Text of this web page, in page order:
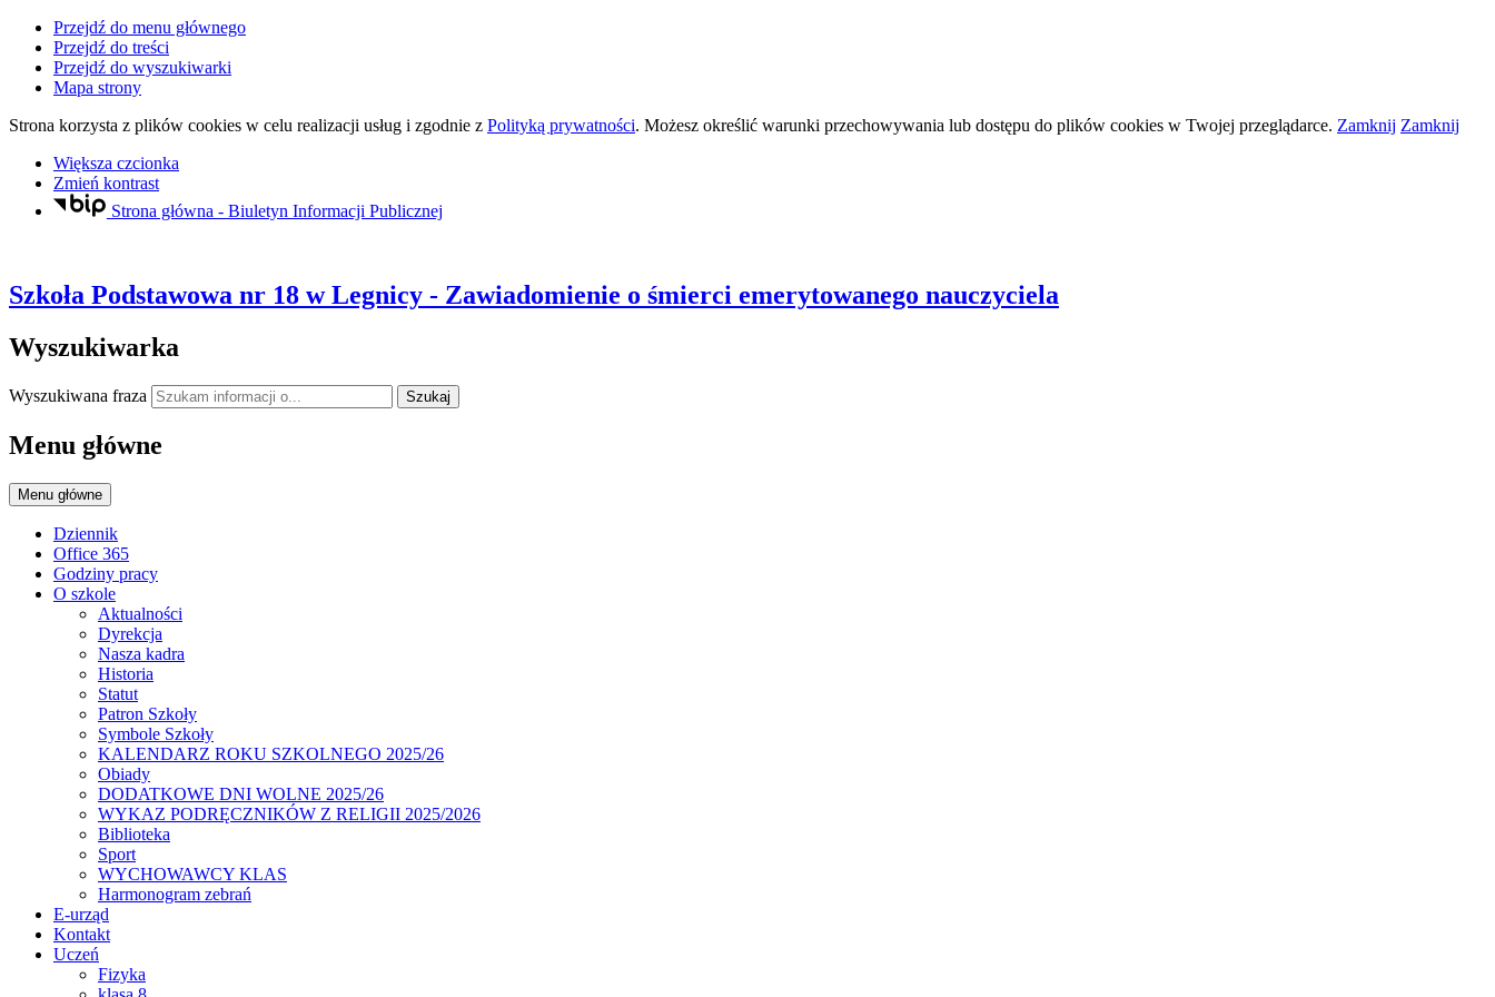
Przejdź do menu głównego
Przejdź do treści
Przejdź do wyszukiwarki
Mapa strony
Strona korzysta z plików cookies w celu realizacji usług i zgodnie z Polityką prywatności. Możesz określić warunki przechowywania lub dostępu do plików cookies w Twojej przeglądarce. Zamknij Zamknij
Większa czcionka
Zmień kontrast
Strona główna - Biuletyn Informacji Publicznej
Szkoła Podstawowa nr 18 w Legnicy - Zawiadomienie o śmierci emerytowanego nauczyciela
Wyszukiwarka
Wyszukiwana fraza Szukaj
Menu główne
Menu główne
Dziennik
Office 365
Godziny pracy
O szkole
Aktualności
Dyrekcja
Nasza kadra
Historia
Statut
Patron Szkoły
Symbole Szkoły
KALENDARZ ROKU SZKOLNEGO 2025/26
Obiady
DODATKOWE DNI WOLNE 2025/26
WYKAZ PODRĘCZNIKÓW Z RELIGII 2025/2026
Biblioteka
Sport
WYCHOWAWCY KLAS
Harmonogram zebrań
E-urząd
Kontakt
Uczeń
Fizyka